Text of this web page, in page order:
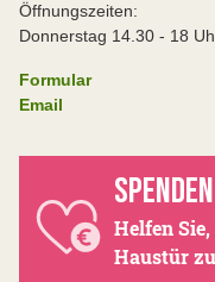
Öffnungszeiten:
Donnerstag 14.30 - 18
Formular
Email
SPENDEN
Helfen
Haustür